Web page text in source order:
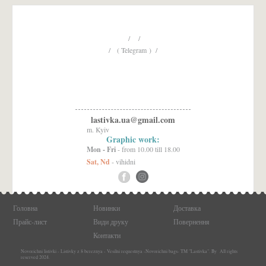
/ /
/ ( Telegram ) /
lastivka.ua@gmail.com
m. Kyiv
Graphic work:
Mon - Fri- from 10.00 till 18.00
Sat, Nd - vihidni
Головна Новинки
Доставка
Прайс-лист
Види друку
Повернення
Контакти
Novorichni listivki - Listivky z 8 bereznya - Vesilni requestnya -Novorichni bags- TM "Lastivka". By All rights
reserved 2024.